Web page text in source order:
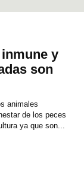
y
son
animales
de los peces
ya que son...